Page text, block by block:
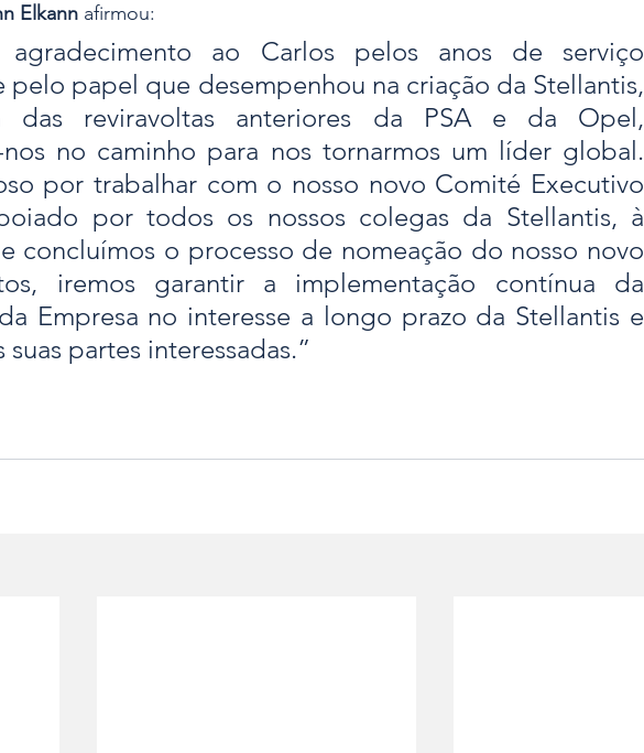
Elkann afirmou:
agradecimento ao Carlos pelos anos de serviço
pelo papel que desempenhou na criação da Stellantis,
das reviravoltas anteriores da PSA e da Opel,
no caminho para nos tornarmos um líder global.
por trabalhar com o nosso novo Comité Executivo
por todos os nossos colegas da Stellantis, à
concluímos o processo de nomeação do nosso novo
iremos garantir a implementação contínua da
Empresa no interesse a longo prazo da Stellantis e
suas partes interessadas.”